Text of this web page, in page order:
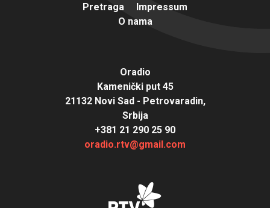
Pretraga
Impressum
O nama
Oradio
Kamenički put 45
21132 Novi Sad - Petrovaradin,
Srbija
+381 21 290 25 90
oradio.rtv@gmail.com